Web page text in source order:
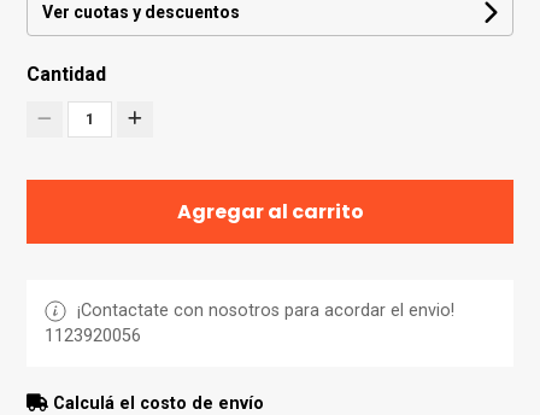
Ver cuotas y descuentos
Cantidad
1
Agregar al carrito
¡Contactate con nosotros para acordar el envio!
1123920056
Calculá el costo de envío